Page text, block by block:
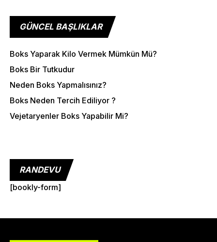
GÜNCEL BAŞLIKLAR
Boks Yaparak Kilo Vermek Mümkün Mü?
Boks Bir Tutkudur
Neden Boks Yapmalısınız?
Boks Neden Tercih Ediliyor ?
Vejetaryenler Boks Yapabilir Mi?
RANDEVU
[bookly-form]